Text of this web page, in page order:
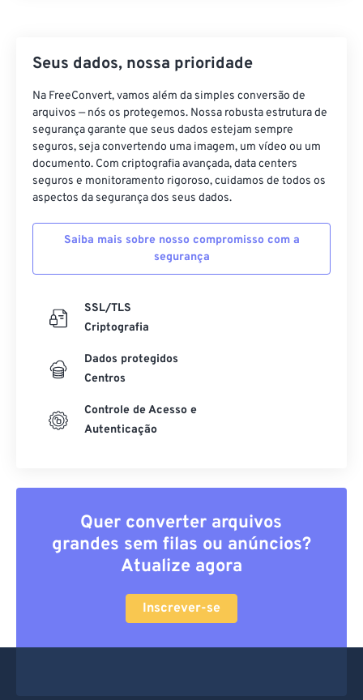
Seus dados, nossa prioridade
Na FreeConvert, vamos além da simples conversão de
arquivos — nós os protegemos. Nossa robusta estrutura de
segurança garante que seus dados estejam sempre
seguros, seja convertendo uma imagem, um vídeo ou um
documento. Com criptografia avançada, data centers
seguros e monitoramento rigoroso, cuidamos de todos os
aspectos da segurança dos seus dados.
Saiba mais sobre nosso compromisso com a
segurança
SSL/TLS
Criptografia
Dados protegidos
Centros
Controle de Acesso e
Autenticação
Quer converter arquivos
grandes sem filas ou anúncios?
Atualize agora
Inscrever-se